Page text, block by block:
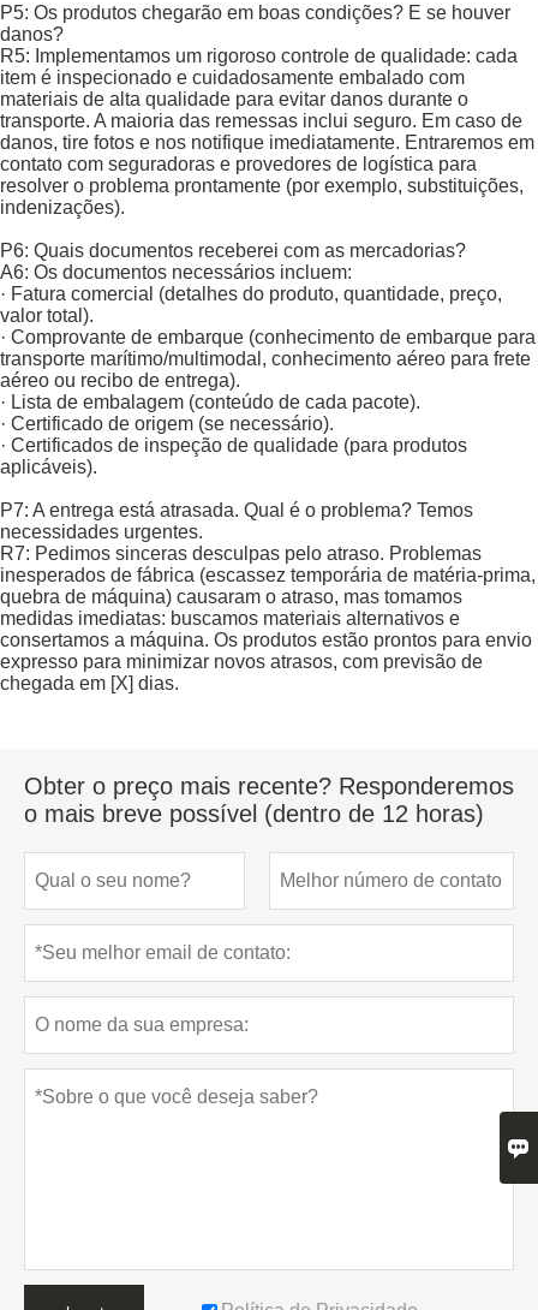
P5: Os produtos chegarão em boas condições? E se houver
danos?
R5: Implementamos um rigoroso controle de qualidade: cada
item é inspecionado e cuidadosamente embalado com
materiais de alta qualidade para evitar danos durante o
transporte. A maioria das remessas inclui seguro. Em caso de
danos, tire fotos e nos notifique imediatamente. Entraremos em
contato com seguradoras e provedores de logística para
resolver o problema prontamente (por exemplo, substituições,
indenizações).
P6: Quais documentos receberei com as mercadorias?
A6: Os documentos necessários incluem:
· Fatura comercial (detalhes do produto, quantidade, preço,
valor total).
· Comprovante de embarque (conhecimento de embarque para
transporte marítimo/multimodal, conhecimento aéreo para frete
aéreo ou recibo de entrega).
· Lista de embalagem (conteúdo de cada pacote).
· Certificado de origem (se necessário).
· Certificados de inspeção de qualidade (para produtos
aplicáveis).
P7: A entrega está atrasada. Qual é o problema? Temos
necessidades urgentes.
R7: Pedimos sinceras desculpas pelo atraso. Problemas
inesperados de fábrica (escassez temporária de matéria-prima,
quebra de máquina) causaram o atraso, mas tomamos
medidas imediatas: buscamos materiais alternativos e
consertamos a máquina. Os produtos estão prontos para envio
expresso para minimizar novos atrasos, com previsão de
chegada em [X] dias.
Obter o preço mais recente? Responderemos
o mais breve possível (dentro de 12 horas)
